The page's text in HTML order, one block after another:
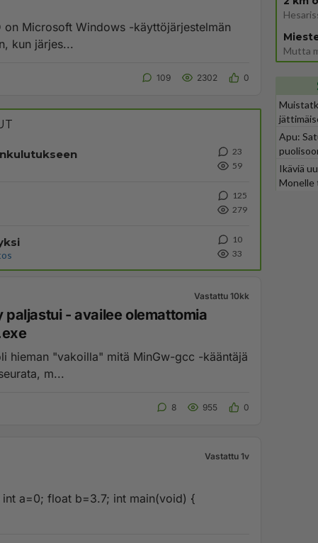
kun järjes...
109 2302 0
23
59
125
279
10
33
Vastattu 10kk
- availee olemattomia
hieman "vakoilla" mitä MinGw-gcc -kääntäjä
m...
8 955 0
Vastattu 1v
Apu:
Ikäviä
Monelle